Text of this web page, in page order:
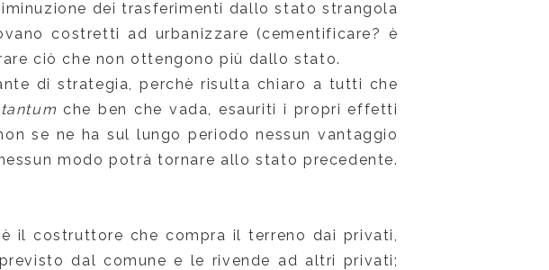
dei trasferimenti dallo stato strangola
costretti ad urbanizzare (cementificare? è
ciò che non ottengono più dallo stato.
di strategia, perchè risulta chiaro a tutti che
che ben che vada, esauriti i propri effetti
se ne ha sul lungo periodo nessun vantaggio
modo potrà tornare allo stato precedente.
il costruttore che compra il terreno dai privati,
dal comune e le rivende ad altri privati;